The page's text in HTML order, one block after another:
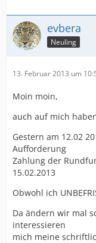
evbera
Neuling
13. Februar 2013 um
Moin moin,
auch auf mich
Gestern am 12.02
Aufforderung
Zahlung der
15.02.2013
Obwohl ich
Da ändern wir mal
interessieren
mich meine